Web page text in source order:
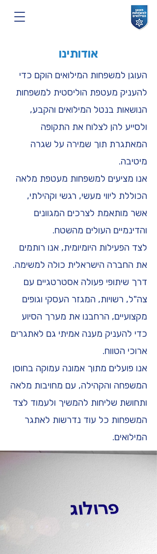
אודותינו
העוגן למשפחות המילואים הוקם כדי
להעניק מעטפת הוליסטית למשפחות
הנושאות בנטל המילואים והקבע,
ולסייע להן לצלוח את התקופה
המאתגרת תוך שמירה על שגרה
מיטיבה.
אנו מציעים למשפחות מעטפת מלאה
הכוללת ליווי מעשי, רגשי וקהילתי,
אשר מותאמת לצרכים המגוונים
והדינמיים העולים מהשטח.
לצד הפעילות היומיומית, אנו רותמים
את החברה הישראלית כולה למשימה.
דרך שיתופי פעולה אסטרטגיים עם
צה"ל, רשויות, המגזר העסקי וגופים
מקצועיים, הרחבנו את מערך הסיוע
כדי להעניק מענה אמיתי גם לאתגרים
ארוכי הטווח.
אנו פועלים מתוך אמונה עמוקה בחוסן
המשפחה והקהילה, עם מחויבות מלאה
ותחושת שליחות להמשיך ולעמוד לצד
המשפחות כל עוד נדרשות לאתגר
המילואים.